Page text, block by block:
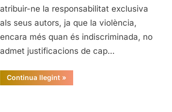
atribuir-ne la responsabilitat exclusiva
als seus autors, ja que la violència,
encara més quan és indiscriminada, no
admet justificacions de cap…
Continua llegint“Si
vis
»